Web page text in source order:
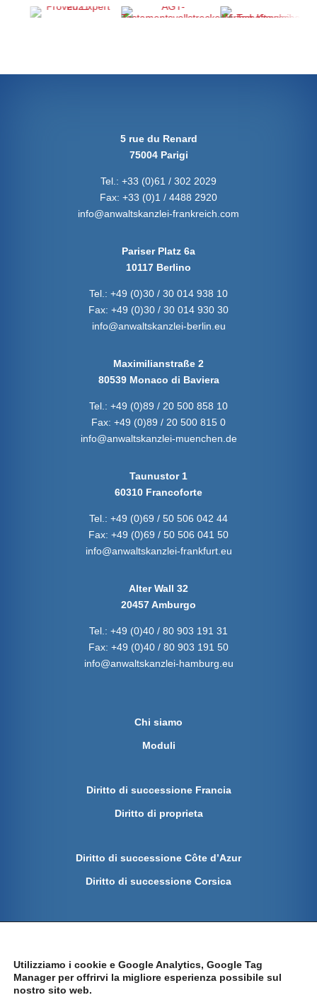
5 rue du Renard
75004 Parigi
Tel.: +33 (0)61 / 302 2029
Fax: +33 (0)1 / 4488 2920
info@anwaltskanzlei-frankreich.com
Pariser Platz 6a
10117 Berlino
Tel.: +49 (0)30 / 30 014 938 10
Fax: +49 (0)30 / 30 014 930 30
info@anwaltskanzlei-berlin.eu
Maximilianstraße 2
80539 Monaco di Baviera
Tel.: +49 (0)89 / 20 500 858 10
Fax: +49 (0)89 / 20 500 815 0
info@anwaltskanzlei-muenchen.de
Taunustor 1
60310 Francoforte
Tel.: +49 (0)69 / 50 506 042 44
Fax: +49 (0)69 / 50 506 041 50
info@anwaltskanzlei-frankfurt.eu
Alter Wall 32
20457 Amburgo
Tel.: +49 (0)40 / 80 903 191 31
Fax: +49 (0)40 / 80 903 191 50
info@anwaltskanzlei-hamburg.eu
Chi siamo
Moduli
Diritto di successione Francia
Diritto di proprieta
Diritto di successione Côte d’Azur
Diritto di successione Corsica
Protezione dei dati
Utilizziamo i cookie e Google Analytics, Google Tag
Manager per offrirvi la migliore esperienza possibile sul
nostro sito web.